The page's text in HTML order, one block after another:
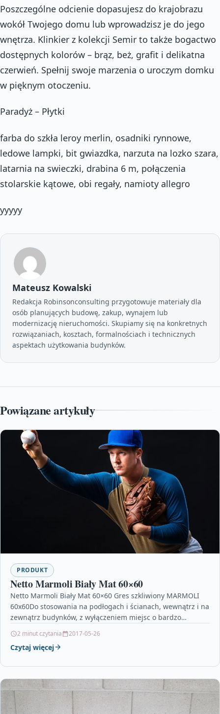
Poszczególne odcienie dopasujesz do krajobrazu
wokół Twojego domu lub wprowadzisz je do jego
wnętrza. Klinkier z kolekcji Semir to także bogactwo
dostępnych kolorów – brąz, beż, grafit i delikatna
czerwień. Spełnij swoje marzenia o uroczym domku
w pięknym otoczeniu.
Paradyż – Płytki
farba do szkła leroy merlin, osadniki rynnowe,
ledowe lampki, bit gwiazdka, narzuta na lozko szara,
latarnia na swieczki, drabina 6 m, połączenia
stolarskie kątowe, obi regały, namioty allegro
yyyyy
Mateusz Kowalski
Redakcja Robinsonconsulting przygotowuje materiały dla
osób planujących budowę, zakup, wynajem lub
modernizację nieruchomości. Skupiamy się na konkretnych
rozwiązaniach, kosztach, formalnościach i technicznych
aspektach użytkowania budynków.
Powiązane artykuły
PRODUKT
Netto Marmoli Biały Mat 60×60
Netto Marmoli Biały Mat 60×60 Gres szkliwiony MARMOLI
60x60Do stosowania na podłogach i ścianach, wewnątrz i na
zewnątrz budynków, z wyłączeniem miejsc o bardzo…
2 minut czytania 2017-05-26
Czytaj więcej